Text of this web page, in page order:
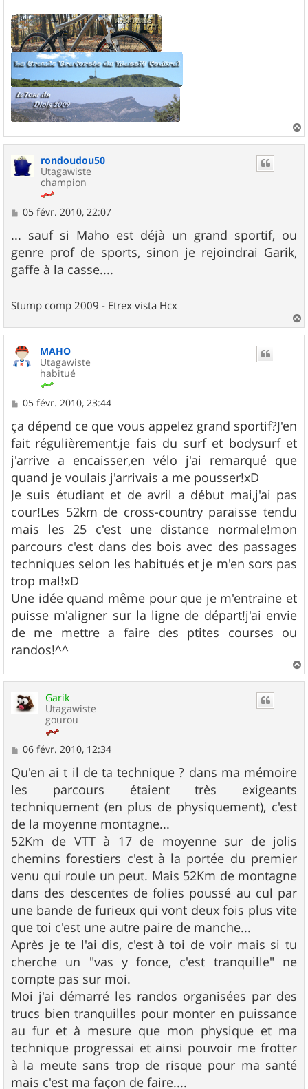
a
rondoudou50
Utagawiste
champion
M
s
a
g
e
05 févr. 2010, 22:07
... sauf si Maho est déjà un grand sportif, ou
genre prof de sports, sinon je rejoindrai Garik,
gaffe à la casse....
Stump comp 2009 - Etrex vista Hcx
a
u
MAHO
Utagawiste
habitué
M
s
s
a
g
e
05 févr. 2010, 23:44
ça dépend ce que vous appelez grand sportif?J'en
fait régulièrement,je fais du surf et bodysurf et
j'arrive a encaisser,en vélo j'ai remarqué que
quand je voulais j'arrivais a me pousser!xD
Je suis étudiant et de avril a début mai,j'ai pas
cour!Les 52km de cross-country paraisse tendu
mais les 25 c'est une distance normale!mon
parcours c'est dans des bois avec des passages
techniques selon les habitués et je m'en sors pas
trop mal!xD
Une idée quand même pour que je m'entraine et
puisse m'aligner sur la ligne de départ!j'ai envie
de me mettre a faire des ptites courses ou
randos!^^
a
Garik
Utagawiste
gourou
M
s
s
a
g
e
06 févr. 2010, 12:34
Qu'en ai t il de ta technique ? dans ma mémoire
les parcours étaient très exigeants
techniquement (en plus de physiquement), c'est
de la moyenne montagne...
52Km de VTT à 17 de moyenne sur de jolis
chemins forestiers c'est à la portée du premier
venu qui roule un peut. Mais 52Km de montagne
dans des descentes de folies poussé au cul par
une bande de furieux qui vont deux fois plus vite
que toi c'est une autre paire de manche...
Après je te l'ai dis, c'est à toi de voir mais si tu
cherche un "vas y fonce, c'est tranquille" ne
compte pas sur moi.
Moi j'ai démarré les randos organisées par des
trucs bien tranquilles pour monter en puissance
au fur et à mesure que mon physique et ma
technique progressai et ainsi pouvoir me frotter
à la meute sans trop de risque pour ma santé
mais c'est ma façon de faire....